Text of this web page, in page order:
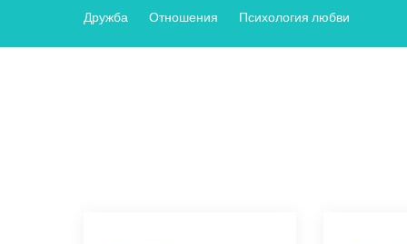
Дружба Отношения Психология любви